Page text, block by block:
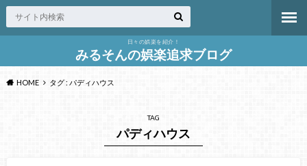
日々の娯楽を紹介！
みるそんの娯楽追求ブログ
HOME タグ : パディハウス
TAG
パディハウス